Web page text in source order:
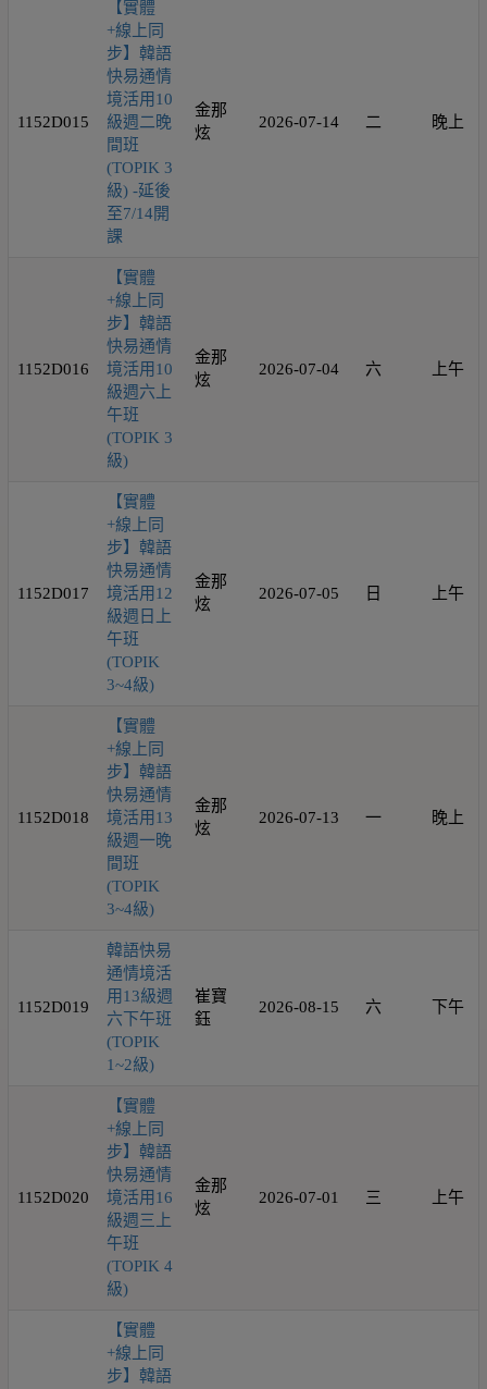
1152D015
【實體
+線上同
步】韓語
快易通情
境活用10
級週二晚
間班
(TOPIK 3
級) -延後
至7/14開
課
金那
炫
2026-07-14 二 晚上
1152D016
【實體
+線上同
步】韓語
快易通情
境活用10
級週六上
午班
(TOPIK 3
級)
金那
炫
2026-07-04 六 上午
1152D017
【實體
+線上同
步】韓語
快易通情
境活用12
級週日上
午班
(TOPIK
3~4級)
金那
炫
2026-07-05 日 上午
1152D018
【實體
+線上同
步】韓語
快易通情
境活用13
級週一晚
間班
(TOPIK
3~4級)
金那
炫
2026-07-13 一 晚上
1152D019
韓語快易
通情境活
用13級週
六下午班
(TOPIK
1~2級)
崔寶
鈺
2026-08-15 六 下午
1152D020
【實體
+線上同
步】韓語
快易通情
境活用16
級週三上
午班
(TOPIK 4
級)
金那
炫
2026-07-01 三 上午
【實體
+線上同
步】韓語